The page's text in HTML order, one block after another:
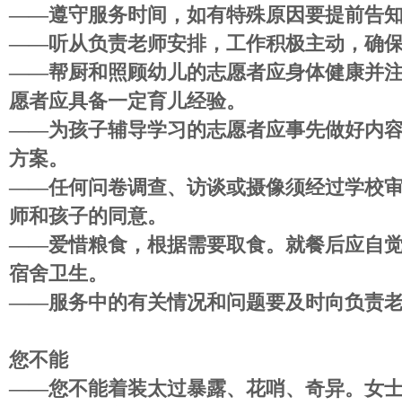
――遵守服务时间，如有特殊原因要提前告
――听从负责老师安排，工作积极主动，确
――帮厨和照顾幼儿的志愿者应身体健康并
愿者应具备一定育儿经验。
――为孩子辅导学习的志愿者应事先做好内
方案。
――任何问卷调查、访谈或摄像须经过学校
师和孩子的同意。
――爱惜粮食，根据需要取食。就餐后应自
宿舍卫生。
――服务中的有关情况和问题要及时向负责
您不能
――您不能着装太过暴露、花哨、奇异。女